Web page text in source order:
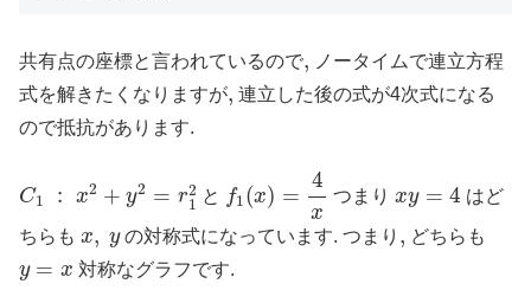
共有点の座標と言われているので,, ノータイムで連立方程
式を解きたくなりますが,, 連立した後の式が4次式になる
ので抵抗があります.
C1 : x2 + y2 = r2
1
C1 2+ y =r
と f1(x) =
4
x
つまりxy = 4
xy=
はど
ちらも x, y
x y の対称式になっています. つまり ,, どちらも
y = x
y =x 対称なグラフです.